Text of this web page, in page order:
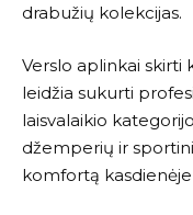
drabužių kolekcijas.
Verslo aplinkai skirti
leidžia sukurti
laisvalaikio
džemperių ir
komfortą